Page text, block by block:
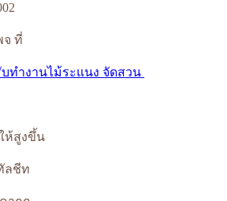
จ ที่
ทำงานไม้ระแนง จัดสวน